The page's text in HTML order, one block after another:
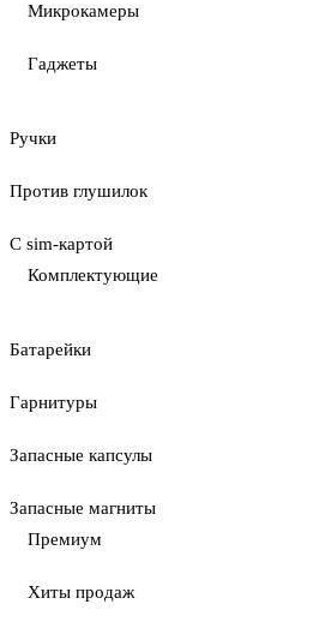
Микрокамеры
Гаджеты
Ручки
Против глушилок
С sim-картой
Комплектующие
Батарейки
Гарнитуры
Запасные капсулы
Запасные магниты
Премиум
Хиты продаж